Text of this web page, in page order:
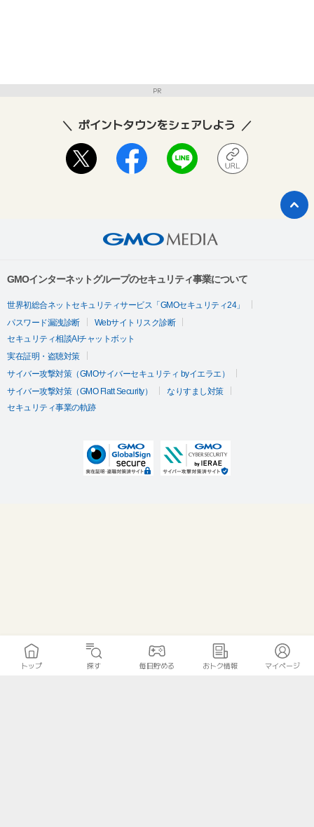
PR
ポイントタウンをシェアしよう
GMOインターネットグループのセキュリティ事業について
世界初総合ネットセキュリティサービス「GMOセキュリティ24」
パスワード漏洩診断
Webサイトリスク診断
セキュリティ相談AIチャットボット
実在証明・盗聴対策
サイバー攻撃対策（GMOサイバーセキュリティ byイエラエ）
サイバー攻撃対策（GMO Flatt Security）
なりすまし対策
セキュリティ事業の軌跡
トップ 探す 毎日貯める おトク情報 マイページ